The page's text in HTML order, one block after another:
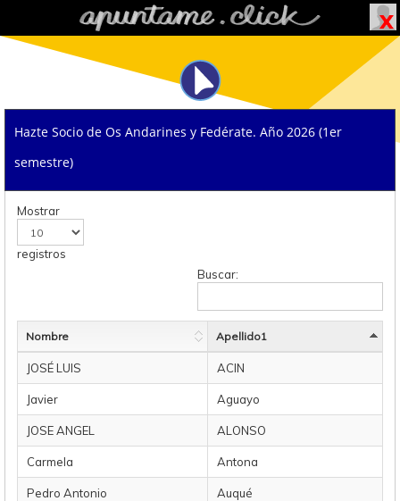
Hazte Socio de Os Andarines y Fedérate. Año 2026 (1er
semestre)
Mostrar
registros
Buscar:
Nombre Apellido1
JOSÉ LUIS ACIN
Javier Aguayo
JOSE ANGEL ALONSO
Carmela Antona
Pedro Antonio Auqué